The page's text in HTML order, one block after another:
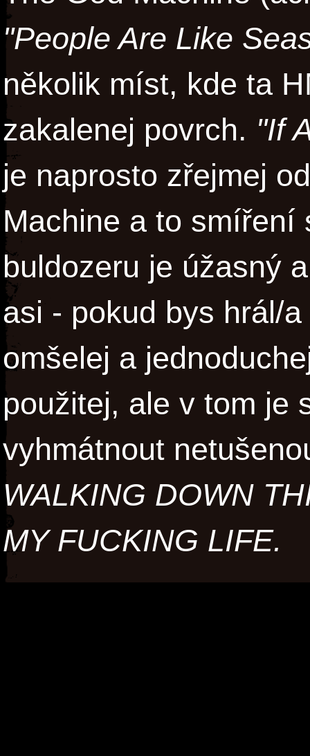
"People Are Like
několik míst, kde ta
zakalenej povrch. "If
je naprosto zřejmej
Machine a to
buldozeru je úžasný
asi - pokud bys hrál/
omšelej a
použitej, ale v tom je
vyhmátnout
WALKING DOWN
MY FUCKING LIFE.